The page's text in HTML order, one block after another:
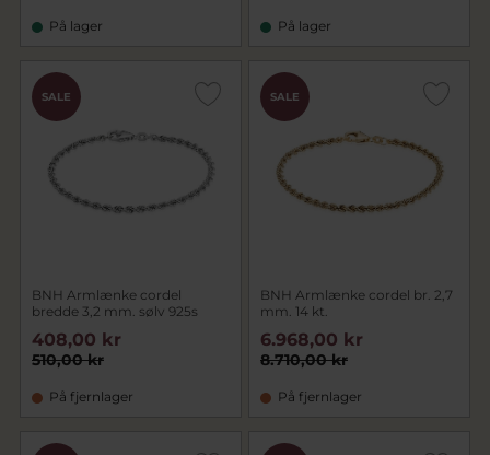
På lager På lager
SALE
BNH Armlænke cordel
bredde 3,2 mm. sølv 925s
510,00 kr
408,00 kr
På fjernlager
SALE
BNH Armlænke cordel br. 2,7
mm. 14 kt.
8.710,00 kr
6.968,00 kr
På fjernlager